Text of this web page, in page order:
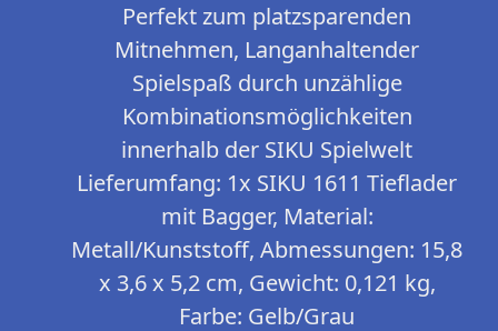
Perfekt zum platzsparenden
Mitnehmen, Langanhaltender
Spielspaß durch unzählige
Kombinationsmöglichkeiten
innerhalb der SIKU Spielwelt
Lieferumfang: 1x SIKU 1611 Tieflader
mit Bagger, Material:
Metall/Kunststoff, Abmessungen: 15,8
x 3,6 x 5,2 cm, Gewicht: 0,121 kg,
Farbe: Gelb/Grau